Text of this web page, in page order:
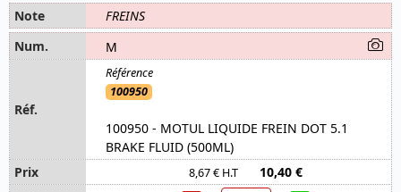
FREINS
M
100950
100950 - MOTUL LIQUIDE FREIN DOT 5.1
BRAKE FLUID (500ML)
8,67 € H.T 10,40 €